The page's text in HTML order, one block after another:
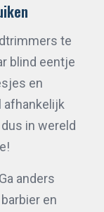
te
blind eentje
en
afhankelijk
in wereld
anders
en